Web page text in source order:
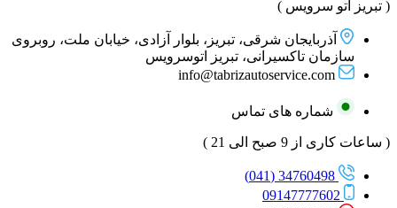
( تبریز اتو سرویس )
آذربایجان شرقی، تبریز، بلوار آزادی، خیابان ملت، روبروی
سازمان تاکسیرانی، تبریز اتوسرویس
info@tabrizautoservice.com
شماره های تماس
( ساعات کاری از 9 صبح الی 21 )
34760498 (041)
09147777602